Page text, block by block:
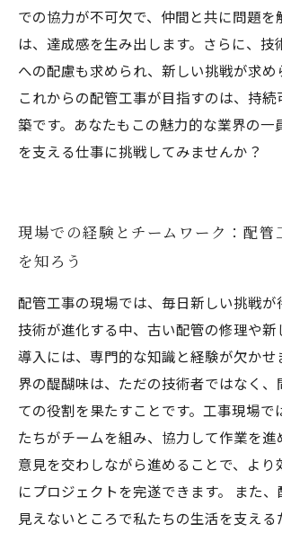
での協力が不可欠で、仲間と共に問題を
は、達成感を生み出します。さらに、技
への配慮も求められ、新しい挑戦が求め
これからの配管工事が目指すのは、持
築です。あなたもこの魅力的な業界の一
を支える仕事に挑戦してみませんか？
現場での経験とチームワーク：配管
を知ろう
配管工事の現場では、毎日新しい挑戦が
技術が進化する中、古い配管の修理や新
導入には、専門的な知識と経験が欠かせ
界の醍醐味は、ただの技術者ではなく、
ての役割を果たすことです。工事現場で
たちがチームを組み、協力して作業を進
意見を交わしながら進めることで、より
にプロジェクトを完遂できます。 また
見えないところで私たちの生活を支える